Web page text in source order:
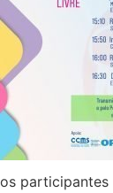
os participantes